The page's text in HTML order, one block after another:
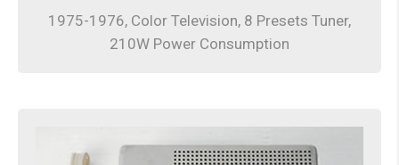
1975-1976, Color Television, 8 Presets Tuner,
210W Power Consumption